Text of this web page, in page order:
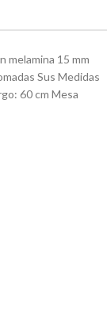
melamina 15 mm
Sus Medidas
60 cm Mesa